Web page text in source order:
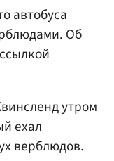
автобуса
Об
утром
ехал
верблюдов.